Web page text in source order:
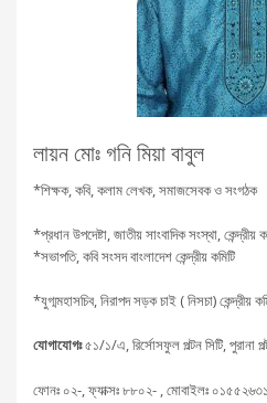
লায়ন মোঃ গনি মিয়া বাবুল
*শিক্ষক, কবি, কলাম লেখক, সমাজসেবক ও সংগঠক
*প্রধান উপদেষ্টা, জাতীয় সাংবাদিক সংস্থা, কেন্দ্রীয়
*সভাপতি, কবি সংসদ বাংলাদেশ কেন্দ্রীয় কমিটি
*যুগ্মমহাসচিব, নিরাপদ সড়ক চাই ( নিসচা) কেন্দ্রীয়
যোগাযোগঃ৫১/১/এ, রির্সোসফুল পল্টন সিটি, পুরানা
ফোনঃ ০২-, ফ্যাক্সঃ ৮৮০২- , মোবাইলঃ